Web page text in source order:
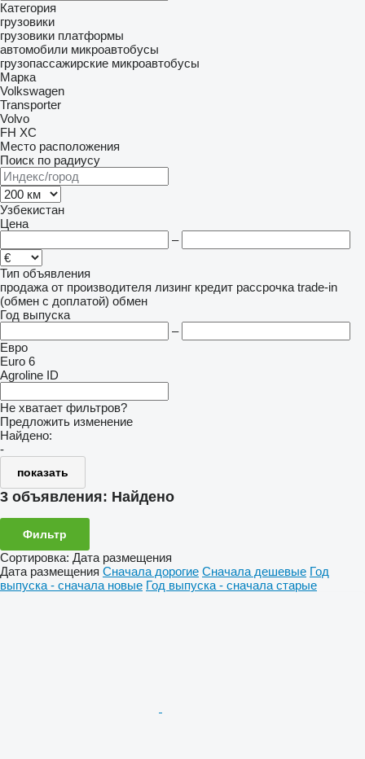
Категория
грузовики
грузовики платформы
автомобили микроавтобусы
грузопассажирские микроавтобусы
Марка
Volkswagen
Transporter
Volvo
FH XC
Место расположения
Поиск по радиусу
Узбекистан
Цена
–
Тип объявления
продажа от производителя лизинг кредит рассрочка trade-in
(обмен с доплатой) обмен
Год выпуска
–
Евро
Euro 6
Agroline ID
Не хватает фильтров?
Предложить изменение
Найдено:
-
показать
3 объявления: Найдено
Фильтр
Сортировка: Дата размещения
Дата размещения Сначала дорогие Сначала дешевые Год
выпуска - сначала новые Год выпуска - сначала старые